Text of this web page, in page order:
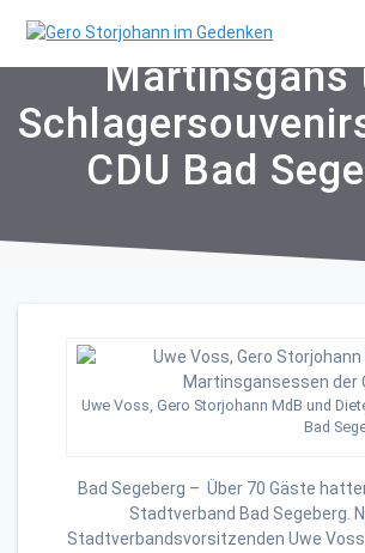
to
Martinsgans
CDU Bad
Uwe Voss, Gero Storjohann MdB und
Bad
Bad Segeberg – Über 70 Gäste
Stadtverband Bad Segeberg.
Stadtverbandsvorsitzenden Uwe